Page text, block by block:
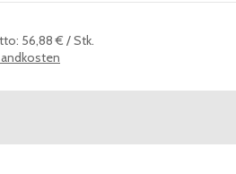
: 56,88 € /Stk.